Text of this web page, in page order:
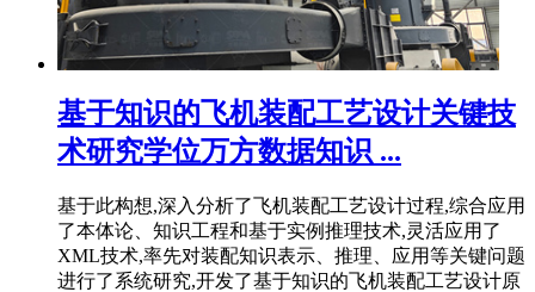
基于知识的飞机装配工艺设计关键技
术研究学位万方数据知识 ...
基于此构想,深入分析了飞机装配工艺设计过程,综合应用
了本体论、知识工程和基于实例推理技术,灵活应用了
XML技术,率先对装配知识表示、推理、应用等关键问题
进行了系统研究,开发了基于知识的飞机装配工艺设计原